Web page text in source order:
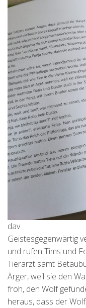
dav
Geistesgegenwärtig
und rufen Tims und
Tierarzt samt
Ärger, weil sie den
froh, den Wolf
heraus, dass der